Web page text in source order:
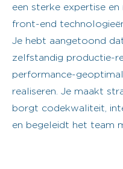
een sterke expertise
front-end
Je hebt aangetoond
zelfstandig productie-
performance-
realiseren. Je maakt
borgt codekwaliteit,
en begeleidt het team